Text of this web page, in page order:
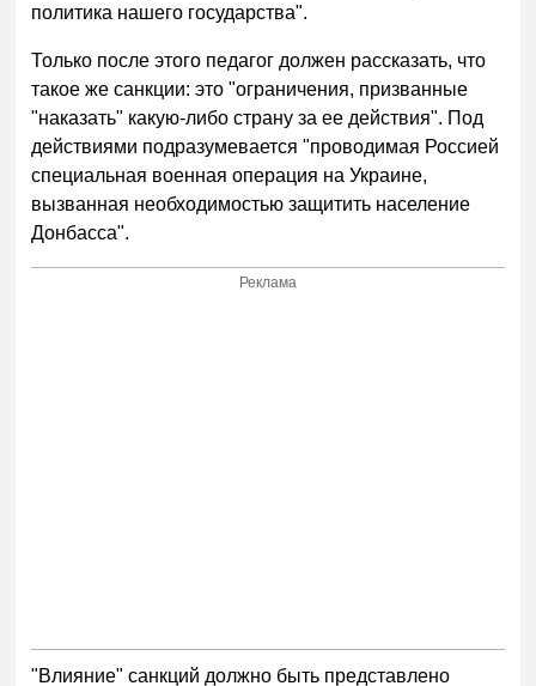
политика нашего государства".
Только после этого педагог должен рассказать, что
такое же санкции: это "ограничения, призванные
"наказать" какую-либо страну за ее действия". Под
действиями подразумевается "проводимая Россией
специальная военная операция на Украине,
вызванная необходимостью защитить население
Донбасса".
Реклама
"Влияние" санкций должно быть представлено